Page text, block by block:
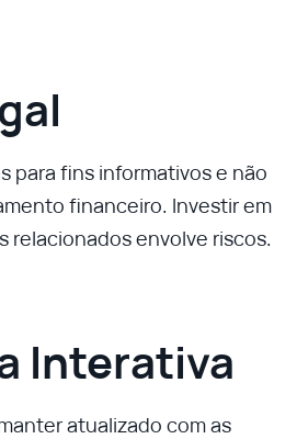
para fins informativos e não
financeiro. Investir em
relacionados envolve riscos.
Interativa
atualizado com as